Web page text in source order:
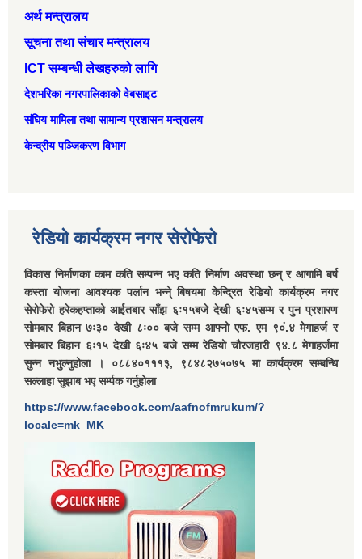
अर्थ मन्त्रालय
सूचना तथा संचार मन्त्रालय
ICT सम्बन्धी लेखहरुको लागि
देशभरिका नगरपालिकाको वेबसाइट
संघिय मामिला तथा सामान्‍य प्रशासन मन्त्रालय
केन्द्रीय पञ्जिकरण विभाग
रेडियो कार्यक्रम नगर सेरोफेरो
विकास निर्माणका काम कति सम्पन्न भए कति निर्माण अवस्था छन् र आगामि बर्ष
कस्ता योजना आवश्यक पर्लान भन्ने् बिषयमा केन्द्रित रेडियो कार्यक्रम नगर
सेरोफेरो हरेकहप्ताको आईतबार साँझ ६ः१५बजे देखी ६ः४५सम्म र पुन प्रशारण
सोमबार बिहान ७ः३० देखी ८ः०० बजे सम्म आफ्नो एफ. एम ९०ं.४ मेगाहर्ज र
सोमबार बिहान ६ः१५ देखी ६ः४५ बजे सम्म रेडियो चौरजहारी ९४.८ मेगाहर्जमा
सुन्न नभुल्नुहोला । ०८८४०१११३, ९८४८२७५०७५ मा कार्यक्रम सम्बन्धि
सल्लाहा सुझाब भए सर्म्पक गर्नुहोला
https://www.facebook.com/aafnofmrukum/?
locale=mk_MK